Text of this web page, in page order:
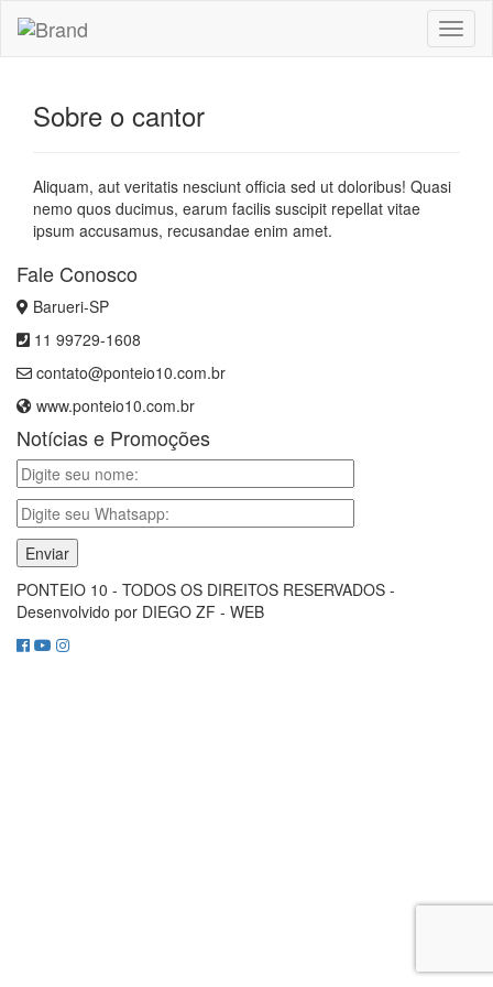
Sobre o cantor
Aliquam, aut veritatis nesciunt officia sed ut doloribus! Quasi
nemo quos ducimus, earum facilis suscipit repellat vitae
ipsum accusamus, recusandae enim amet.
Fale Conosco
Barueri-SP
11 99729-1608
contato@ponteio10.com.br
www.ponteio10.com.br
Notícias e Promoções
PONTEIO 10 - TODOS OS DIREITOS RESERVADOS -
Desenvolvido por DIEGO ZF - WEB